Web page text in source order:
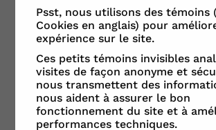
SERVICES D'UN SITE OU
L'INTERMÉDIAIRE D'UN SITE
SITE.
14. Absence de conseil
Le Site pourrait, de temps à
rendre disponible de
reliée à divers champs de
Psst, nous utilisons des témoins
Cookies en anglais) pour
expérience sur le site.
Ces petits témoins invisibles
visites de façon anonyme et
nous transmettent des
nous aident à assurer le bon
fonctionnement du site et à
performances techniques.